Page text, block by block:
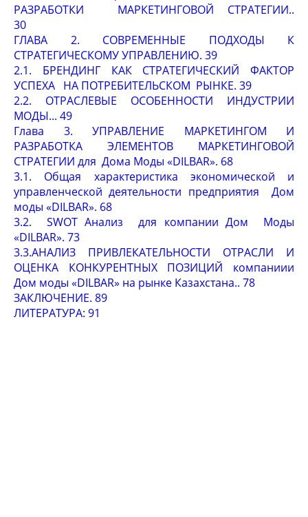
РАЗРАБОТКИ МАРКЕТИНГОВОЙ СТРАТЕГИИ..
30
ГЛАВА 2. СОВРЕМЕННЫЕ ПОДХОДЫ К
СТРАТЕГИЧЕСКОМУ УПРАВЛЕНИЮ. 39
2.1. БРЕНДИНГ КАК СТРАТЕГИЧЕСКИЙ ФАКТОР
УСПЕХА НА ПОТРЕБИТЕЛЬСКОМ РЫНКЕ. 39
2.2. ОТРАСЛЕВЫЕ ОСОБЕННОСТИ ИНДУСТРИИ
МОДЫ... 49
Глава 3. УПРАВЛЕНИЕ МАРКЕТИНГОМ И
РАЗРАБОТКА ЭЛЕМЕНТОВ МАРКЕТИНГОВОЙ
СТРАТЕГИИ для Дома Моды «DILBAR». 68
3.1. Общая характеристика экономической и
управленческой деятельности предприятия Дом
моды «DILBAR». 68
3.2. SWOT Анализ для компании Дом Моды
«DILBAR». 73
3.3.АНАЛИЗ ПРИВЛЕКАТЕЛЬНОСТИ ОТРАСЛИ И
ОЦЕНКА КОНКУРЕНТНЫХ ПОЗИЦИЙ компаниии
Дом моды «DILBAR» на рынке Казахстана.. 78
ЗАКЛЮЧЕНИЕ. 89
ЛИТЕРАТУРА: 91